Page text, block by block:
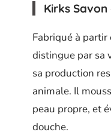
Kirks
Fabriqué à partir
distingue par sa
sa production
animale. Il
peau propre, et
douche.